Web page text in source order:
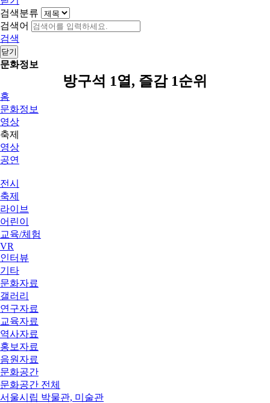
검색분류
검색어
검색
닫기
문화정보
방구석 1열, 즐감 1순위
홈
문화정보
영상
축제
영상
공연
전시
축제
라이브
어린이
교육/체험
VR
인터뷰
기타
문화자료
갤러리
연구자료
교육자료
역사자료
홍보자료
음원자료
문화공간
문화공간 전체
서울시립 박물관, 미술관